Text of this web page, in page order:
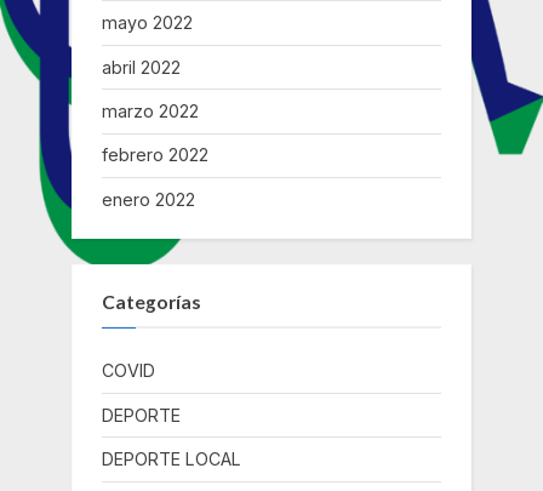
mayo 2022
abril 2022
marzo 2022
febrero 2022
enero 2022
Categorías
COVID
DEPORTE
DEPORTE LOCAL